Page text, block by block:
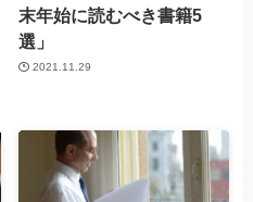
末年始に読むべき書籍5
選」
2021.11.29